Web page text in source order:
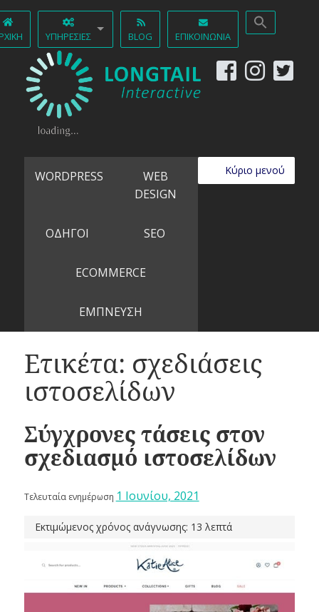
ΥΠΗΡΕΣΊΕΣ BLOG ΕΠΙΚΟΙΝΩΝΊΑ
Κύριο μενού
WORDPRESS
WEB
DESIGN
ΟΔΗΓΟΙ SEO
ECOMMERCE
ΕΜΠΝΕΥΣΗ
Ετικέτα: σχεδιάσεις
ιστοσελίδων
Σύγχρονες τάσεις στον
σχεδιασμό ιστοσελίδων
Τελευταία ενημέρωση 1 Ιουνίου, 2021
Εκτιμώμενος χρόνος ανάγνωσης: 13 λεπτά